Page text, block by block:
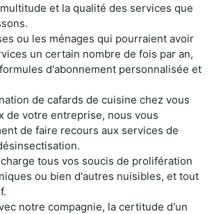
et la qualité des services que
ou les ménages qui pourraient avoir
un certain nombre de fois par an,
d'abonnement personnalisée et
de cafards de cuisine chez vous
de votre entreprise, nous vous
de faire recours aux services de
tous vos soucis de prolifération
ou bien d'autres nuisibles, et tout
notre compagnie, la certitude d'un